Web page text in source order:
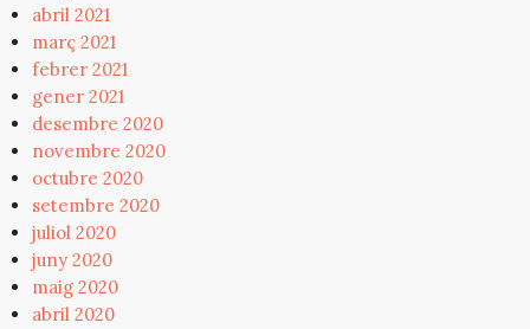
abril 2021
març 2021
febrer 2021
gener 2021
desembre 2020
novembre 2020
octubre 2020
setembre 2020
juliol 2020
juny 2020
maig 2020
abril 2020